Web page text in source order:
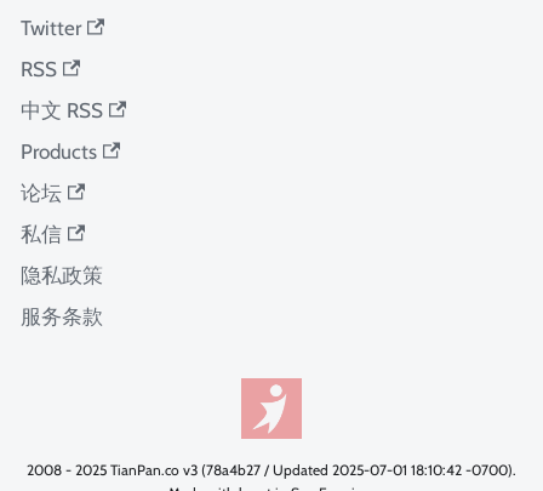
Twitter
RSS
中文 RSS
Products
论坛
私信
隐私政策
服务条款
2008 - 2025 TianPan.co v3 (78a4b27 / Updated 2025-07-01 18:10:42 -0700).